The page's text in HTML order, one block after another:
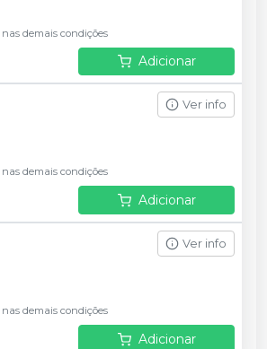
nas demais condições
Adicionar
Ver info
nas demais condições
Adicionar
Ver info
nas demais condições
Adicionar